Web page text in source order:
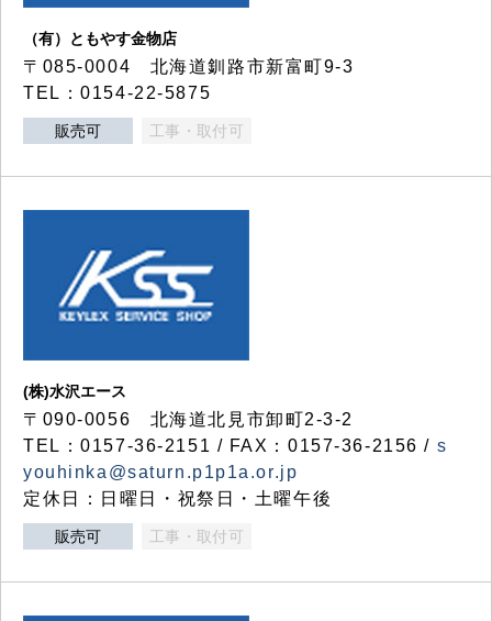
（有）ともやす金物店
〒085-0004 北海道釧路市新富町9-3
TEL：0154-22-5875
販売可 工事・取付可
(株)水沢エース
〒090-0056 北海道北見市卸町2-3-2
TEL：0157-36-2151 / FAX：0157-36-2156 / s
youhinka@saturn.p1p1a.or.jp
定休日：日曜日・祝祭日・土曜午後
販売可 工事・取付可